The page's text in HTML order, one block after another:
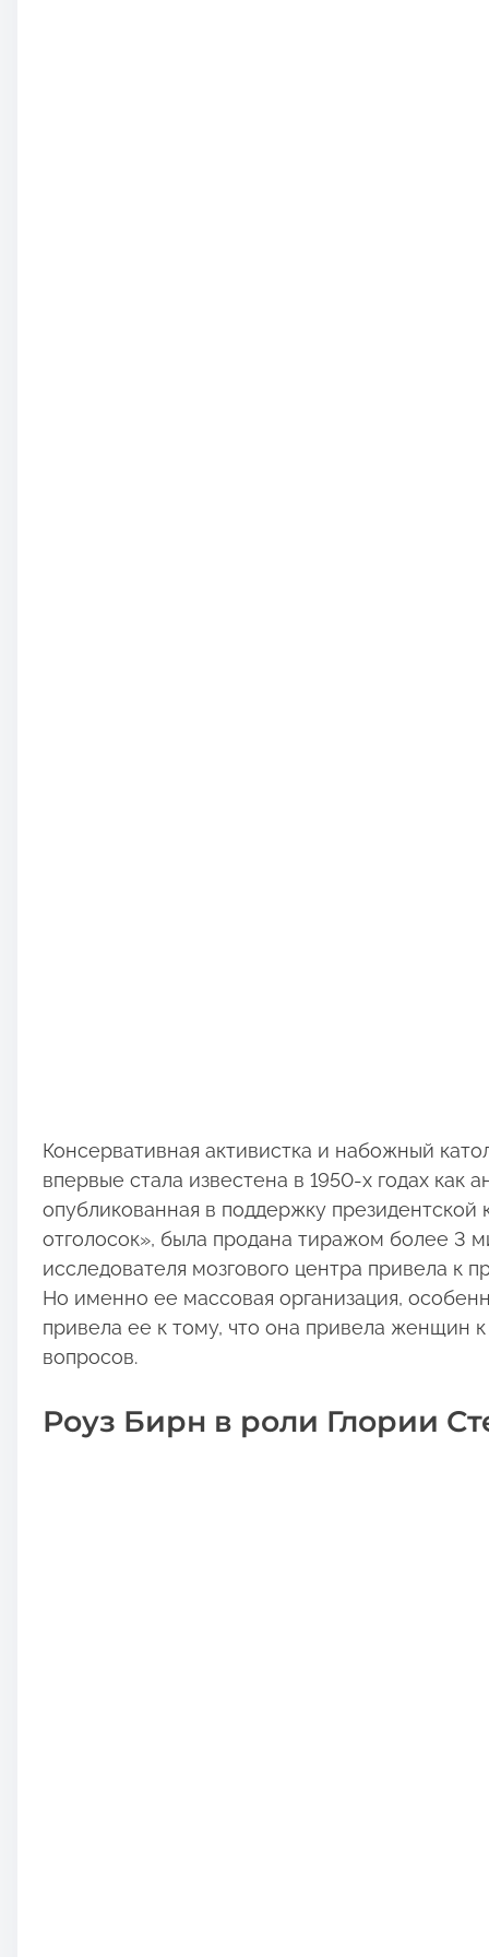
Консервативная активистка и набожный
впервые стала известена в 1950-х годах как
опубликованная в поддержку
отголосок», была продана тиражом более 3
исследователя мозгового центра привела к
Но именно ее массовая организация,
привела ее к тому, что она привела женщин
Роуз Бирн в роли Глории